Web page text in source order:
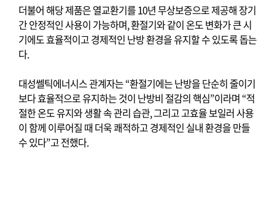
더불어 해당 제품은 열교환기를 10년 무상보증으로 제공해 장기
간 안정적인 사용이 가능하며,환절기와 같이 온도 변화가 큰 시
기에도 효율적이고 경제적인 난방 환경을 유지할 수 있도록 돕는
다.
대성쎌틱에너시스 관계자는“환절기에는 난방을 단순히 줄이기
보다 효율적으로 유지하는 것이 난방비 절감의 핵심”이라며 “적
절한 온도 유지와 생활 속 관리 습관,그리고 고효율 보일러 사용
이 함께 이루어질 때 더욱 쾌적하고 경제적인 실내 환경을 만들
수 있다”고 전했다.